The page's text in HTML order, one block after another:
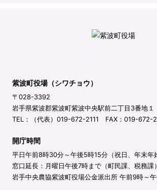
紫波町役場（シワチョウ）
〒028-3392
岩手県紫波郡紫波町紫波中央駅前二丁目3番地１
TEL：（代表）019-672-2111 FAX：019-672-
開庁時間
平日午前8時30分～午後5時15分（祝日、年末年
窓口延長：月曜日午後7時まで（町民課、税務課）
岩手中央農協紫波町役場公金派出所 午前9時～